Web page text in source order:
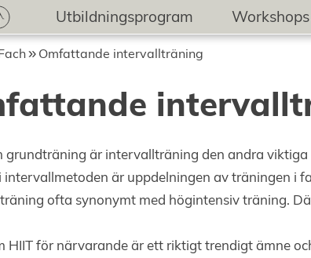
Utbildningsprogram Workshops
Omfattande intervallträning
grundträning är intervallträning den andra
intervallmetoden är uppdelningen av träningen i
ofta synonymt med högintensiv träning.
HIIT för närvarande är ett riktigt trendigt ämne